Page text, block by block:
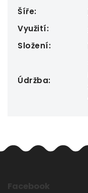
Šíře:
Využití:
Složení:
Údržba:
Facebook